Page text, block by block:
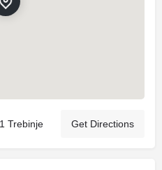
Trebinje Get Directions